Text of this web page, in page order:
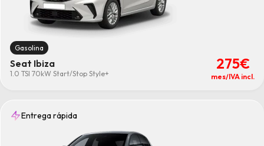
Gasolina
Seat Ibiza
1.0 TSI 70kW Start/Stop Style+
275€
mes/IVA incl.
Entrega rápida